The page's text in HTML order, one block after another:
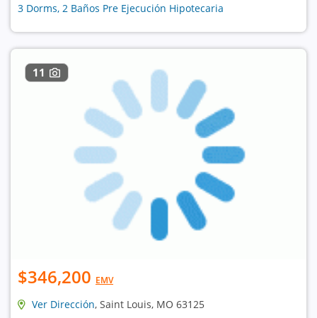
3 Dorms, 2 Baños Pre Ejecución Hipotecaria
11
$346,200 EMV
Ver Dirección, Saint Louis, MO 63125